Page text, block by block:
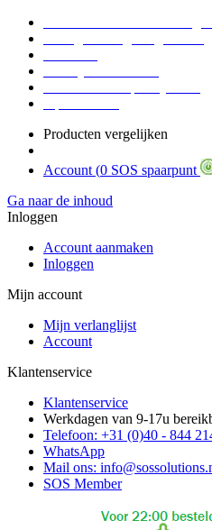
Producten vergelijken
Account (0 SOS spaarpunt
Ga naar de inhoud
Inloggen
Account aanmaken
Inloggen
Mijn account
Mijn verlanglijst
Account
Klantenservice
Klantenservice
Werkdagen van 9-17u
Telefoon: +31 (0)40 - 844
WhatsApp
Mail ons:
SOS Member